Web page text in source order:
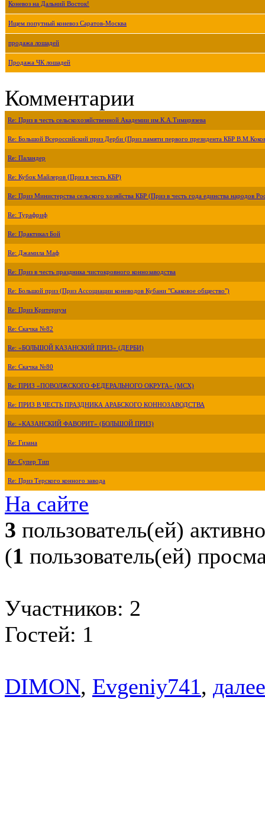
Коневоз на Дальний Восток!
Ищем попутный коневоз Саратов-Москва
продажа лошадей
Продажа ЧК лошадей
Комментарии
Re: Приз в честь сельскохозяйственной Академии им.К.А.Тимирязева
Re: Большой Всероссийский приз Дерби (Приз памяти первого президента КБР
Re: Паландер
Re: Кубок Майлеров (Приз в честь КБР)
Re: Приз Министерства сельского хозяйства КБР (Приз в честь года единства народов
Re: Турафриф
Re: Практикал Бой
Re: Джамила Маф
Re: Приз в честь праздника чистокровного коннозаводства
Re: Большой приз (Приз Ассоциации коневодов Кубани "Скаковое общество")
Re: Приз Критериум
Re: Скачка №82
Re: «БОЛЬШОЙ КАЗАНСКИЙ ПРИЗ» (ДЕРБИ)
Re: Скачка №80
Re: ПРИЗ «ПОВОЛЖСКОГО ФЕДЕРАЛЬНОГО ОКРУГА» (МСХ)
Re: ПРИЗ В ЧЕСТЬ ПРАЗДНИКА АРАБСКОГО КОННОЗАВОДСТВА
Re: «КАЗАНСКИЙ ФАВОРИТ» (БОЛЬШОЙ ПРИЗ)
Re: Гизана
Re: Супер Тип
Re: Приз Терского конного завода
На сайте
3 пользователь(ей) активно
(1 пользователь(ей)
Участников: 2
Гостей: 1
DIMON, Evgeniy741,